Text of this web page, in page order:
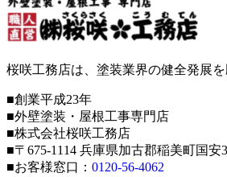
桜咲工務店は、塗装業界の健全発展
■創業平成23年
■外壁塗装・屋根工事専門店
■株式会社桜咲工務店
■〒675-1114 兵庫県加古郡稲美町国安
■お客様窓口： 0120-56-4062